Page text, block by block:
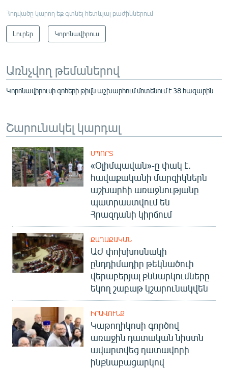
Հոդվածը կարող եք գտնել հետևյալ բաժիններում
Լուրեր Կորոնավիրուս
Առնչվող թեմաներով
Կորոնավիրուսի զոհերի թիվն աշխարհում մոտենում է 38 հազարին
Շարունակել կարդալ
ՍՊՈՐՏ
«Օլիմպավան»-ը փակ է.
հավաքականի մարզիկներն
աշխարհի առաջնությանը
պատրաստվում են
Հրազդանի կիրճում
ՔԱՂԱՔԱԿԱՆ
ԱԺ փոխխոսնակի
ընդդիմադիր թեկնածուի
վերաբերյալ քննարկումները
եկող շաբաթ կշարունակվեն
ԻՐԱՎՈՒՆՔ
Կաթողիկոսի գործով
առաջին դատական նիստն
ավարտվեց դատավորի
ինքնաբացարկով